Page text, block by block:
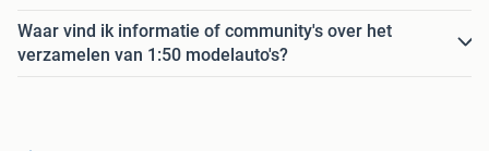
Waar vind ik informatie of community's over het
verzamelen van 1:50 modelauto's?